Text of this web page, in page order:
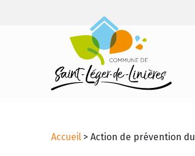
Accueil > Action de prévention